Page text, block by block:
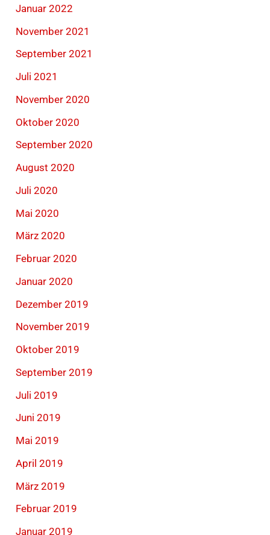
Januar 2022
November 2021
September 2021
Juli 2021
November 2020
Oktober 2020
September 2020
August 2020
Juli 2020
Mai 2020
März 2020
Februar 2020
Januar 2020
Dezember 2019
November 2019
Oktober 2019
September 2019
Juli 2019
Juni 2019
Mai 2019
April 2019
März 2019
Februar 2019
Januar 2019